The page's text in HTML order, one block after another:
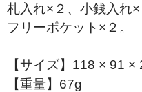
札入れ×２、小銭入れ×
フリーポケット×２。
【サイズ】118 × 91 ×
【重量】67g